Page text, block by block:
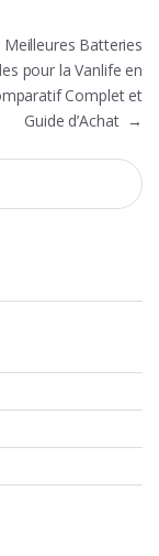
Meilleures Batteries
pour la Vanlife en
Complet et
Guide d’Achat →